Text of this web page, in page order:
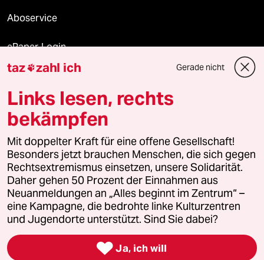
Aboservice
ePaper Login
Downloads für Abonnierende
© 2026 taz Verlags und Vertriebs GmbH
Alle Rechte vorbehalten. Bei rechtlichen Fragen oder für Genehmigungen
wenden Sie sich bitte an
lizenzen@taz.de
Feedback Redaktionsstatut Kommune-Richtlinien
Leitlinie Informant Datenschutz Impressum AGB
Seitenwende Einwilligungen widerrufen (Ads)
taz zahl ich Gerade nicht
Links lesen, rechts
bekämpfen
Mit doppelter Kraft für eine offene Gesellschaft!
Besonders jetzt brauchen Menschen, die sich gegen
Rechtsextremismus einsetzen, unsere Solidarität.
Daher gehen 50 Prozent der Einnahmen aus
Neuanmeldungen an „Alles beginnt im Zentrum“ –
eine Kampagne, die bedrohte linke Kulturzentren
und Jugendorte unterstützt. Sind Sie dabei?
 Ja, ich will